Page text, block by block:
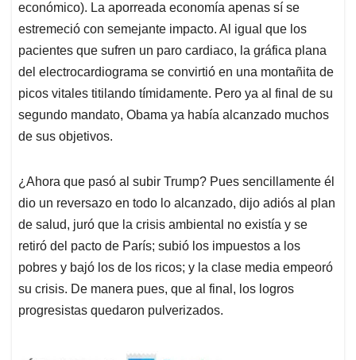
económico). La aporreada economía apenas sí se
estremeció con semejante impacto. Al igual que los
pacientes que sufren un paro cardiaco, la gráfica plana
del electrocardiograma se convirtió en una montañita de
picos vitales titilando tímidamente. Pero ya al final de su
segundo mandato, Obama ya había alcanzado muchos
de sus objetivos.
¿Ahora que pasó al subir Trump? Pues sencillamente él
dio un reversazo en todo lo alcanzado, dijo adiós al plan
de salud, juró que la crisis ambiental no existía y se
retiró del pacto de París; subió los impuestos a los
pobres y bajó los de los ricos; y la clase media empeoró
su crisis. De manera pues, que al final, los logros
progresistas quedaron pulverizados.